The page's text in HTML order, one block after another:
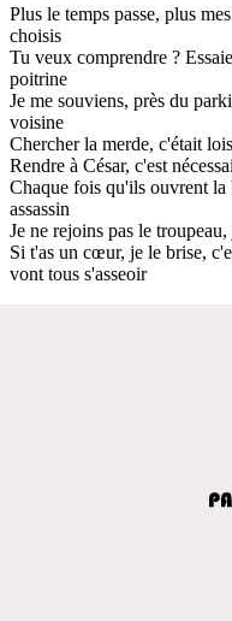
Plus le temps passe, plus
choisis
Tu veux comprendre ?
poitrine
Je me souviens, près du
voisine
Chercher la merde, c'était
Rendre à César, c'est
Chaque fois qu'ils ouvrent la
assassin
Je ne rejoins pas le
Si t'as un cœur, je le brise,
vont tous s'asseoir